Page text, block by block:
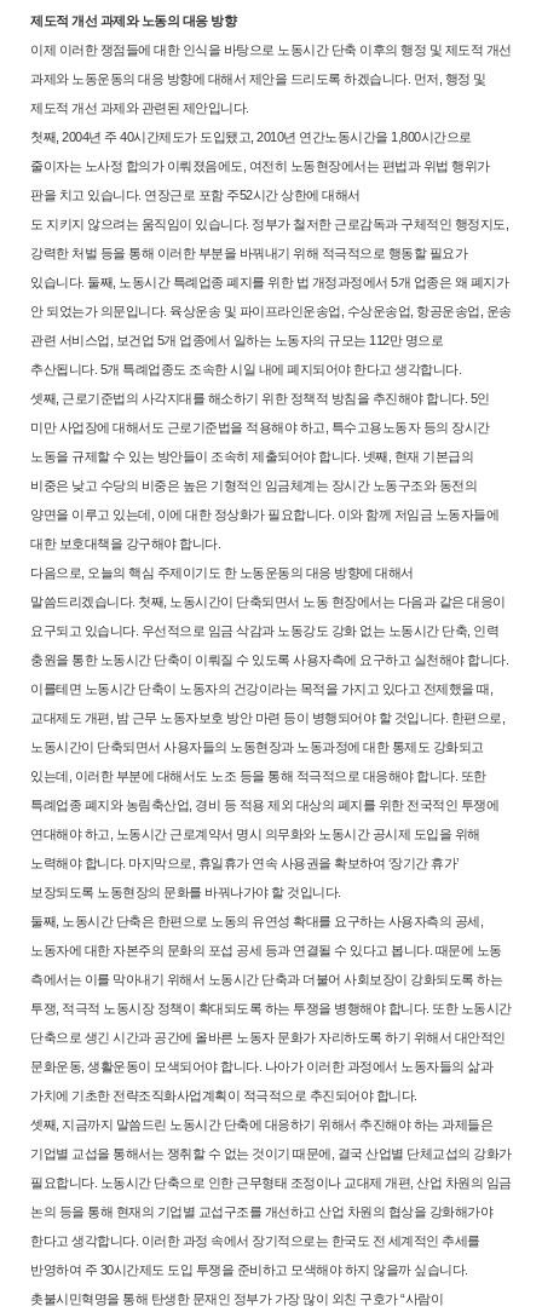
제도적 개선 과제와 노동의 대응 방향
이제 이러한 쟁점들에 대한 인식을 바탕으로 노동시간 단축 이후의 행정 및 제도적 개선
과제와 노동운동의 대응 방향에 대해서 제안을 드리도록 하겠습니다. 먼저, 행정 및
제도적 개선 과제와 관련된 제안입니다.
첫째, 2004년 주 40시간제도가 도입됐고, 2010년 연간노동시간을 1,800시간으로
줄이자는 노사정 합의가 이뤄졌음에도, 여전히 노동현장에서는 편법과 위법 행위가
판을 치고 있습니다. 연장근로 포함 주52시간 상한에 대해서
도 지키지 않으려는 움직임이 있습니다. 정부가 철저한 근로감독과 구체적인 행정지도,
강력한 처벌 등을 통해 이러한 부분을 바꿔내기 위해 적극적으 로 행동할 필요가
있습니다. 둘째, 노동시간 특례업종 폐지를 위한 법 개정과정에서 5개 업종은 왜 폐지가
안 되었는가 의문입니다. 육상운송 및 파이프라인운송업, 수상운송업, 항공운송업, 운송
관련 서비스업, 보건업 5개 업종에서 일하는 노동자의 규모는 112만 명으로
추산됩니다. 5개 특례업종도 조속한 시일 내에 폐지되어야 한다고 생각합니다.
셋째, 근로기준법의 사각지대를 해소하기 위한 정책적 방침을 추진해야합니다. 5인
미만 사업장에 대해서도 근로기준법을 적용해야 하고, 특수고용노동자 등의 장시간
노동을 규제할 수 있는 방안들이 조속히 제출되어야합니다. 넷째, 현재 기본급의
비중은 낮고 수당의 비중은 높은 기형적인 임금체계는 장시간 노동구조와 동전의
양면을 이루고 있는데, 이에 대한 정상화가 필요합니다. 이와 함께 저임금 노동자들에
대한 보호대책을 강구해야합니다.
다음으로, 오늘의 핵심 주제이기도 한 노동운동의 대응 방향에 대해서
말씀드리겠습니다. 첫째, 노동시간이 단축되면서 노동 현장에서는 다음과 같은 대응이
요구되고 있습니다. 우선적으로 임금 삭감과 노동강도 강화 없는 노동시간 단축, 인력
충원을 통한 노동시간 단축이 이뤄질 수 있도록 사용자측에 요구하고 실천해야 합니다.
이를테면 노동시간 단축이 노동자의 건강이라는 목적을 가지고 있다고 전제했을 때,
교대제도 개편, 밤 근무 노동자보호 방안 마련 등이 병행되어야 할 것입니다. 한편으로,
노동시간이 단축되면서 사용자들의 노동현장과 노동과정에 대한 통제도 강화되고
있는데, 이러한 부분에 대해서도 노조 등을 통해 적극적으로 대응해야 합니다. 또한
특례업종 폐지와 농림축산업, 경비 등 적용 제외 대상의 폐지를 위한 전국적인 투쟁에
연대해야 하고, 노동시간 근로계약서 명시 의무화와 노동시간 공시제 도입을 위해
노력해야 합니다. 마지막으로, 휴일휴가 연속 사용권을 확보하여 ‘장기간 휴가’
보장되도록 노동현장의 문화를 바꿔나가야 할 것입니다.
둘째, 노동시간 단축은 한편으로 노동의 유연성 확대를 요구하는 사용자측의 공세,
노동자에 대한 자본주의 문화의 포섭 공세 등과 연결될 수 있다고 봅니다. 때문에 노동
측에서는 이를 막아내기 위해서 노동시간 단축과 더불어 사회보장이 강화되도록 하는
투쟁, 적극적 노동시장 정책이 확대되도록 하는 투쟁을 병행해야 합니다. 또한 노동시간
단축으로 생긴 시간과 공간에 올바른 노동자 문화가 자리하도록 하기 위해서 대안적인
문화운동, 생활운동이 모색되어야 합니다. 나아가 이러한 과정에서 노동자들의 삶과
가치에 기초한 전략조직화사업계획이 적극적으로 추진되어야 합니다.
셋째, 지금까지 말씀드린 노동시간 단축에 대응하기 위해서 추진해야 하는 과제들은
기업별 교섭을 통해서는 쟁취할 수 없는 것이기 때문에, 결국 산업별 단체교섭의 강화가
필요합니다. 노동시간 단축으로 인한 근무형태 조정이나 교대제 개편, 산업 차원의 임금
논의 등을 통해 현재의 기업별 교섭구조를 개선하고 산업 차원의 협상을 강화해가야
한다고 생각합니다. 이러한 과정 속에서 장기적으로는 한국도 전 세계적인 추세를
반영하여 주 30시간제도 도입 투쟁을 준비하고 모색해야 하지 않을까 싶습니다.
촛불시민혁명을 통해 탄생한 문재인 정부가 가장 많이 외친 구호가 “사람이